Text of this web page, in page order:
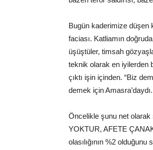
Bugün kaderimize düşen
faciası. Katliamın
üşüştüler, timsah
teknik olarak en iyilerden
çıktı işin içinden. “Biz
demek için Amasra’daydı.
Öncelikle şunu net
YOKTUR, AFETE
olasılığının %2